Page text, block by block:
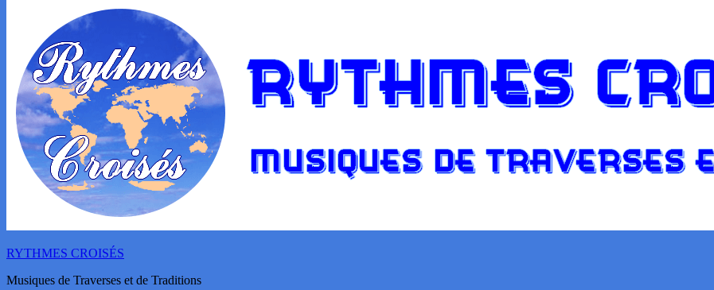
RYTHMES CROISÉS
Musiques de Traverses et de Traditions